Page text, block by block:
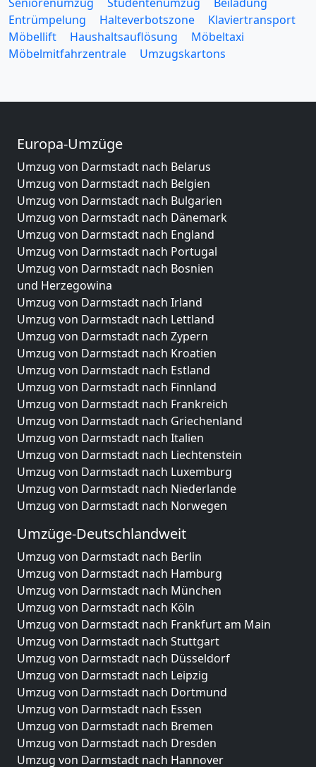
Entrümpelung
Halteverbotszone
Klaviertransport
Möbellift
Haushaltsauflösung
Möbeltaxi
Möbelmitfahrzentrale
Umzugskartons
Europa-Umzüge
Umzug von Darmstadt nach Belarus
Umzug von Darmstadt nach Belgien
Umzug von Darmstadt nach Bulgarien
Umzug von Darmstadt nach Dänemark
Umzug von Darmstadt nach England
Umzug von Darmstadt nach Portugal
Umzug von Darmstadt nach Bosnien
und Herzegowina
Umzug von Darmstadt nach Irland
Umzug von Darmstadt nach Lettland
Umzug von Darmstadt nach Zypern
Umzug von Darmstadt nach Kroatien
Umzug von Darmstadt nach Estland
Umzug von Darmstadt nach Finnland
Umzug von Darmstadt nach Frankreich
Umzug von Darmstadt nach Griechenland
Umzug von Darmstadt nach Italien
Umzug von Darmstadt nach Liechtenstein
Umzug von Darmstadt nach Luxemburg
Umzug von Darmstadt nach Niederlande
Umzug von Darmstadt nach Norwegen
Umzüge-Deutschlandweit
Umzug von Darmstadt nach Berlin
Umzug von Darmstadt nach Hamburg
Umzug von Darmstadt nach München
Umzug von Darmstadt nach Köln
Umzug von Darmstadt nach Frankfurt am Main
Umzug von Darmstadt nach Stuttgart
Umzug von Darmstadt nach Düsseldorf
Umzug von Darmstadt nach Leipzig
Umzug von Darmstadt nach Dortmund
Umzug von Darmstadt nach Essen
Umzug von Darmstadt nach Bremen
Umzug von Darmstadt nach Dresden
Umzug von Darmstadt nach Hannover